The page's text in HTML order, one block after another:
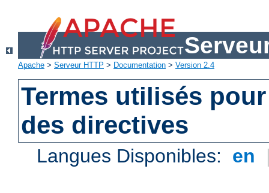
Apache > Serveur HTTP > Documentation > Version 2.4
Termes utilisés
des directives
Langues Disponibles: en